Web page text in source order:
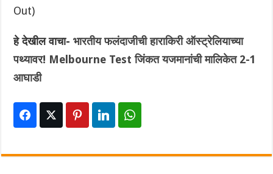
Out)
हे देखील वाचा-भारतीय फलंदाजीची हाराकिरी ऑस्ट्रेलियाच्या
पथ्यावर! Melbourne Test जिंकत यजमानांची मालिकेत 2-1
आघाडी